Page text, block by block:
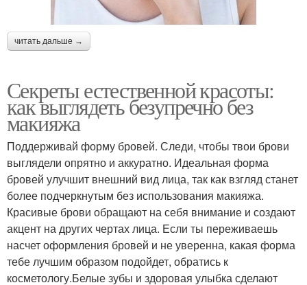
читать дальше →
Секреты естественной красоты:
как выглядеть безупречно без
макияжа
Поддерживай форму бровей. Следи, чтобы твои брови
выглядели опрятно и аккуратно. Идеальная форма
бровей улучшит внешний вид лица, так как взгляд станет
более подчеркнутым без использования макияжа.
Красивые брови обращают на себя внимание и создают
акцент на других чертах лица. Если ты переживаешь
насчет оформления бровей и не уверенна, какая форма
тебе лучшим образом подойдет, обратись к
косметологу.Белые зубы и здоровая улыбка сделают